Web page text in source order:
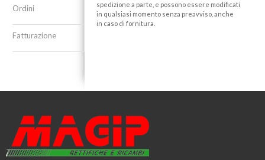
Ordini
Fatturazione
spedizione a parte, e possono essere modificati
in qualsiasi momento senza preavviso, anche
in caso di fornitura.